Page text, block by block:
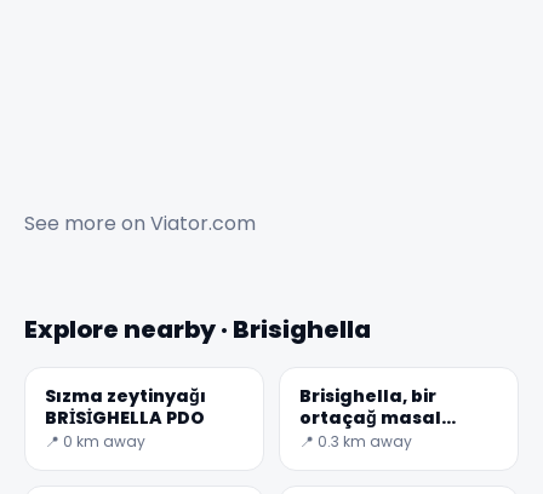
See more on Viator.com
Explore nearby · Brisighella
Sızma zeytinyağı
BRİSİGHELLA PDO
📍 0 km away
Brisighella, bir
ortaçağ masal
kasabası
📍 0.3 km away